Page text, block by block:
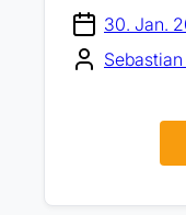
30. Jan.